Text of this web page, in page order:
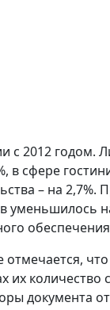
с 2012 годом.
в сфере
– на 2,7%.
уменьшилось
обеспечения
отмечается,
их
документа